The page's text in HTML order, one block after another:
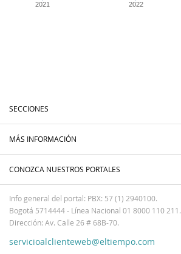
2021 2022
SECCIONES
MÁS INFORMACIÓN
CONOZCA NUESTROS PORTALES
Info general del portal: PBX: 57 (1) 2940100.
Bogotá 5714444 - Línea Nacional 01 8000 110 211.
Dirección: Av. Calle 26 # 68B-70.
servicioalclienteweb@eltiempo.com